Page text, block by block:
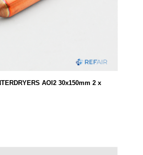
AOI2 30x150mm 2 x